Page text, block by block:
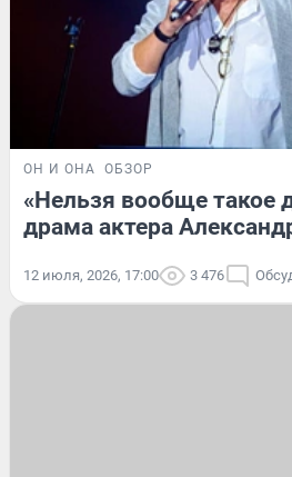
ОН И ОНА ОБЗОР
«Нельзя вообще такое
драма актера
12 июля, 2026, 17:00 3 476